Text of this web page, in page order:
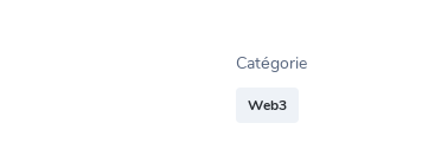
Catégorie
Web3